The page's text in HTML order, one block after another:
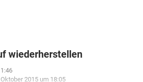
wiederherstellen
Oktober 2015 um 18:05